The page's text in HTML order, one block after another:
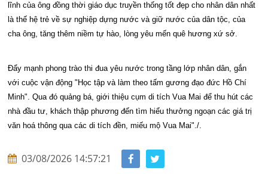
lĩnh của ông đồng thời giáo dục truyền thống tốt đẹp cho nhân dân nhất
là thế hệ trẻ về sự nghiệp dựng nước và giữ nước của dân tộc, của
cha ông, tăng thêm niềm tự hào, lòng yêu mến quê hương xứ sở.
Đẩy mạnh phong trào thi đua yêu nước trong tầng lớp nhân dân, gắn
với cuộc vận động "Học tập và làm theo tấm gương đạo đức Hồ Chí
Minh". Qua đó quảng bá, giới thiệu cụm di tích Vua Mai để thu hút các
nhà đầu tư, khách thập phương đến tìm hiểu thưởng ngoạn các giá trị
văn hoá thông qua các di tích đền, miếu mộ Vua Mai"./.
03/08/2026 14:57:21